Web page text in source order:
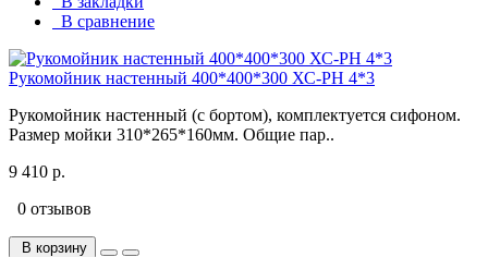
В сравнение
Рукомойник настенный 400*400*300 ХС-РН 4*3
Рукомойник настенный (с бортом), комплектуется сифоном.
Размер мойки 310*265*160мм. Общие пар..
9 410 р.
0 отзывов
В корзину